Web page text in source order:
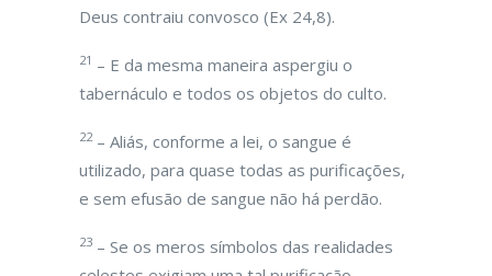
Deus contraiu convosco (Ex 24,8).
21 – E da mesma maneira aspergiu o
tabernáculo e todos os objetos do culto.
22– Aliás, conforme a lei, o sangue é
utilizado, para quase todas as purificações,
e sem efusão de sangue não há perdão.
23 – Se os meros símbolos das realidades